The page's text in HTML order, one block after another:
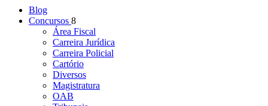
Blog
Concursos 8
Área Fiscal
Carreira Jurídica
Carreira Policial
Cartório
Diversos
Magistratura
OAB